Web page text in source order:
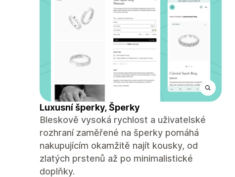
Luxusní šperky, Šperky
Bleskově vysoká rychlost a uživatelské
rozhraní zaměřené na šperky pomáhá
nakupujícím okamžitě najít kousky, od
zlatých prstenů až po minimalistické
doplňky.